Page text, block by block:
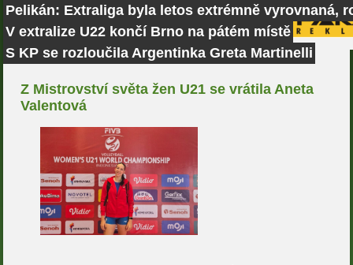
Pelikán: Extraliga byla letos extrémně vyrovnaná,
V extralize U22 končí Brno na pátém místě
S KP se rozloučila Argentinka Greta Martinelli
Z Mistrovství světa žen U21 se vrátila Aneta
Valentová